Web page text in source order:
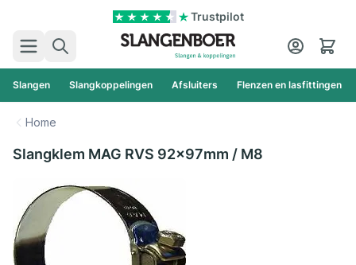
Trustpilot
Zoek
Cart
Slangen Slangkoppelingen Afsluiters Flenzen en lasfittingen
Home
Slangklem MAG RVS 92x97mm / M8